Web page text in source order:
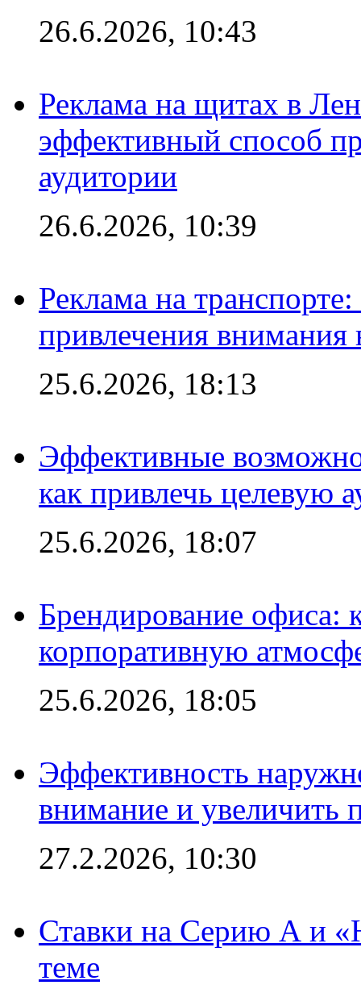
26.6.2026, 10:43
Реклама на щитах в
эффективный способ
аудитории
26.6.2026, 10:39
Реклама на
привлечения внимания
25.6.2026, 18:13
Эффективные
как привлечь целевую
25.6.2026, 18:07
Брендирование офиса:
корпоративную
25.6.2026, 18:05
Эффективность
внимание и увеличить
27.2.2026, 10:30
Ставки на Серию А и
теме